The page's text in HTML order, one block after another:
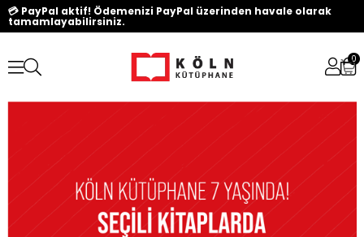
💳 PayPal aktif! Ödemenizi PayPal üzerinden havale olarak
tamamlayabilirsiniz.
0